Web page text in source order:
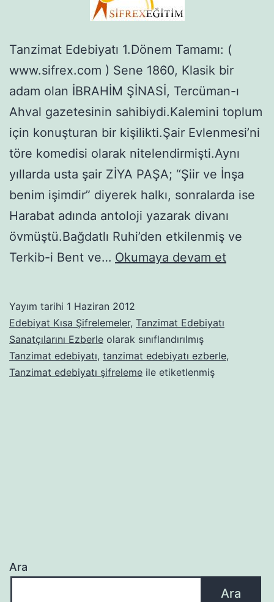
Tanzimat Edebiyatı 1.Dönem Tamamı: (
www.sifrex.com ) Sene 1860, Klasik bir
adam olan İBRAHİM ŞİNASİ, Tercüman-ı
Ahval gazetesinin sahibiydi.Kalemini toplum
için konuşturan bir kişilikti.Şair Evlenmesi’ni
töre komedisi olarak nitelendirmişti.Aynı
yıllarda usta şair ZİYA PAŞA; “Şiir ve İnşa
benim işimdir” diyerek halkı, sonralarda ise
Harabat adında antoloji yazarak divanı
övmüştü.Bağdatlı Ruhi’den etkilenmiş ve
Terkib-i Bent ve… Okumaya devam et
Yazar
Yayım tarihi 1 Haziran 2012
Edebiyat Kısa Şifrelemeler, Tanzimat Edebiyatı
Sanatçılarını Ezberle olarak sınıflandırılmış
Tanzimat edebiyatı, tanzimat edebiyatı ezberle,
Tanzimat edebiyatı şifreleme ile etiketlenmiş
Ara
Ara